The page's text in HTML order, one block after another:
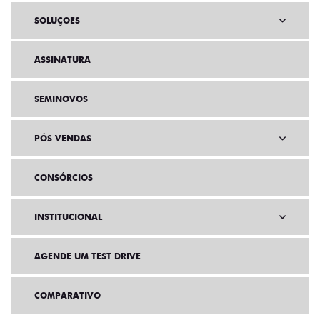
VENDAS DIRETAS
SOLUÇÕES
ASSINATURA
SEMINOVOS
PÓS VENDAS
CONSÓRCIOS
INSTITUCIONAL
AGENDE UM TEST DRIVE